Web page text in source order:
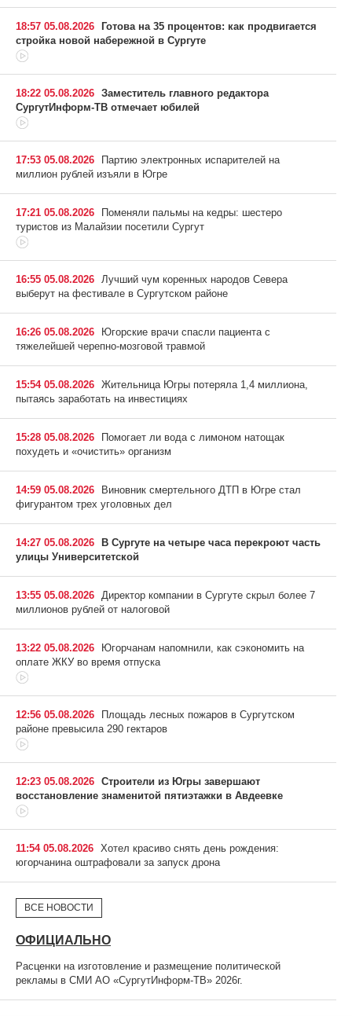
18:57 05.08.2026 Готова на 35 процентов: как продвигается
стройка новой набережной в Сургуте
18:22 05.08.2026 Заместитель главного редактора
СургутИнформ-ТВ отмечает юбилей
17:53 05.08.2026
Партию электронных испарителей на
миллион рублей изъяли в Югре
17:21 05.08.2026
Поменяли пальмы на кедры: шестеро
туристов из Малайзии посетили Сургут
16:55 05.08.2026
Лучший чум коренных народов Севера
выберут на фестивале в Сургутском районе
16:26 05.08.2026
Югорские врачи спасли пациента с
тяжелейшей черепно-мозговой травмой
15:54 05.08.2026 Жительница Югры потеряла 1,4 миллиона,
пытаясь заработать на инвестициях
15:28 05.08.2026
Помогает ли вода с лимоном натощак
похудеть и «очистить» организм
14:59 05.08.2026
Виновник смертельного ДТП в Югре стал
фигурантом трех уголовных дел
14:27 05.08.2026 В Сургуте на четыре часа перекроют часть
улицы Университетской
13:55 05.08.2026
Директор компании в Сургуте скрыл более 7
миллионов рублей от налоговой
13:22 05.08.2026
Югорчанам напомнили, как сэкономить на
оплате ЖКУ во время отпуска
12:56 05.08.2026
Площадь лесных пожаров в Сургутском
районе превысила 290 гектаров
12:23 05.08.2026 Строители из Югры завершают
восстановление знаменитой пятиэтажки в Авдеевке
11:54 05.08.2026 Хотел красиво снять день рождения:
югорчанина оштрафовали за запуск дрона
ВСЕ НОВОСТИ
ОФИЦИАЛЬНО
Расценки на изготовление и размещение политической
рекламы в СМИ АО «СургутИнформ-ТВ» 2026г.